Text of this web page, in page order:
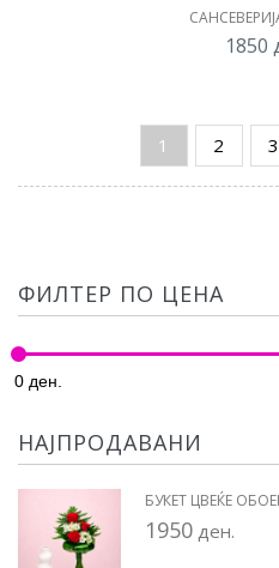
1850
1 2 3
ФИЛТЕР ПО ЦЕНА
0 ден.
НАЈПРОДАВАНИ
БУКЕТ ЦВЕЌЕ
1950 ден.